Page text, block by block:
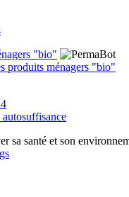
produits ménagers "bio"
sa santé et son